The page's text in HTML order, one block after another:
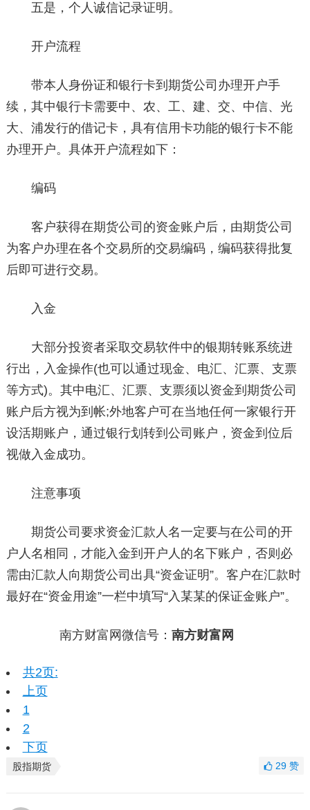
五是，个人诚信记录证明。
开户流程
带本人身份证和银行卡到期货公司办理开户手
续，其中银行卡需要中、农、工、建、交、中信、光
大、浦发行的借记卡，具有信用卡功能的银行卡不能
办理开户。具体开户流程如下：
编码
客户获得在期货公司的资金账户后，由期货公司
为客户办理在各个交易所的交易编码，编码获得批复
后即可进行交易。
入金
大部分投资者采取交易软件中的银期转账系统进
行出，入金操作(也可以通过现金、电汇、汇票、支票
等方式)。其中电汇、汇票、支票须以资金到期货公司
账户后方视为到帐;外地客户可在当地任何一家银行开
设活期账户，通过银行划转到公司账户，资金到位后
视做入金成功。
注意事项
期货公司要求资金汇款人名一定要与在公司的开
户人名相同，才能入金到开户人的名下账户，否则必
需由汇款人向期货公司出具“资金证明”。客户在汇款时
最好在“资金用途”一栏中填写“入某某的保证金账户”。
南方财富网微信号： 南方财富网
共2页:
上页
1
2
下页
股指期货 29赞